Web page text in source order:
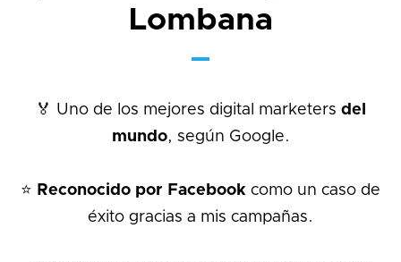
Lombana
🏅 Uno de los mejores digital marketers del
mundo, según Google.
⭐️ Reconocido por Facebook como un caso de
éxito gracias a mis campañas.